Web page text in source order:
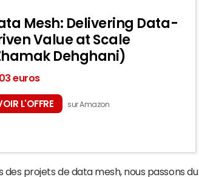
Mesh: Delivering Data-
Value at Scale
Dehghani)
euros
L'OFFRE sur Amazon
projets de data mesh, nous passons du